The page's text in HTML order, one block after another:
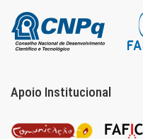
Apoio Institucional